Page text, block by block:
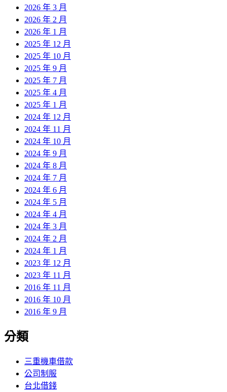
2026 年 3 月
2026 年 2 月
2026 年 1 月
2025 年 12 月
2025 年 10 月
2025 年 9 月
2025 年 7 月
2025 年 4 月
2025 年 1 月
2024 年 12 月
2024 年 11 月
2024 年 10 月
2024 年 9 月
2024 年 8 月
2024 年 7 月
2024 年 6 月
2024 年 5 月
2024 年 4 月
2024 年 3 月
2024 年 2 月
2024 年 1 月
2023 年 12 月
2023 年 11 月
2016 年 11 月
2016 年 10 月
2016 年 9 月
分類
三重機車借款
公司制服
台北借錢